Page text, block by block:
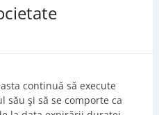
continuă să execute
şi să se comporte ca